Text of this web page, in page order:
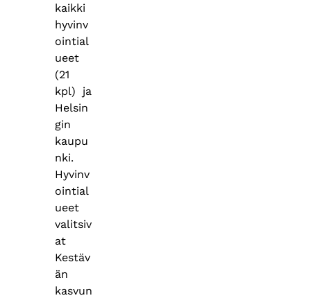
kaikki
hyvinv
ointial
ueet
(21
kpl) ja
Helsin
gin
kaupu
nki.
Hyvinv
ointial
ueet
valitsiv
at
Kestäv
än
kasvun